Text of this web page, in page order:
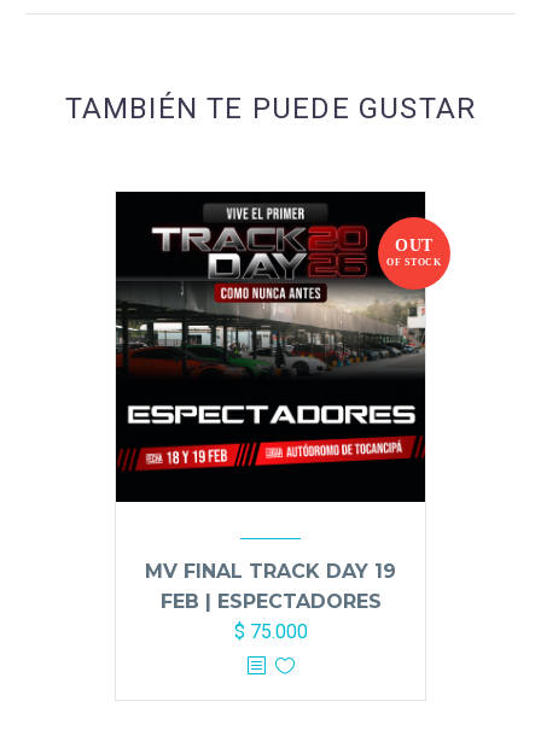
TAMBIÉN TE PUEDE GUSTAR
OUT
OF STOCK
MV FINAL TRACK DAY 19
FEB | ESPECTADORES
$ 75.000